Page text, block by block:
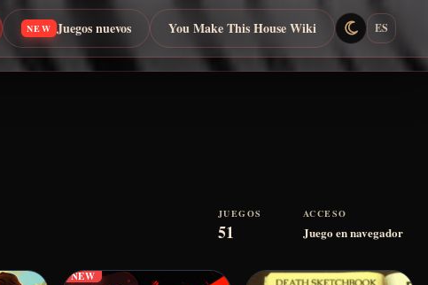
NEW Juegos nuevos You Make This House Wiki ES
JUEGOS
51
ACCESO
Juego en navegador
NEW